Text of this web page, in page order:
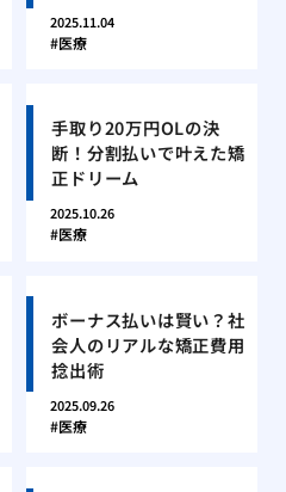
2025.11.04
医療
手取り20万円OLの決
断！分割払いで叶えた矯
正ドリーム
2025.10.26
医療
ボーナス払いは賢い？社
会人のリアルな矯正費用
捻出術
2025.09.26
医療